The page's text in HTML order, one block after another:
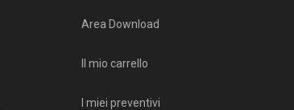
Area Download
Il mio carrello
I miei preventivi